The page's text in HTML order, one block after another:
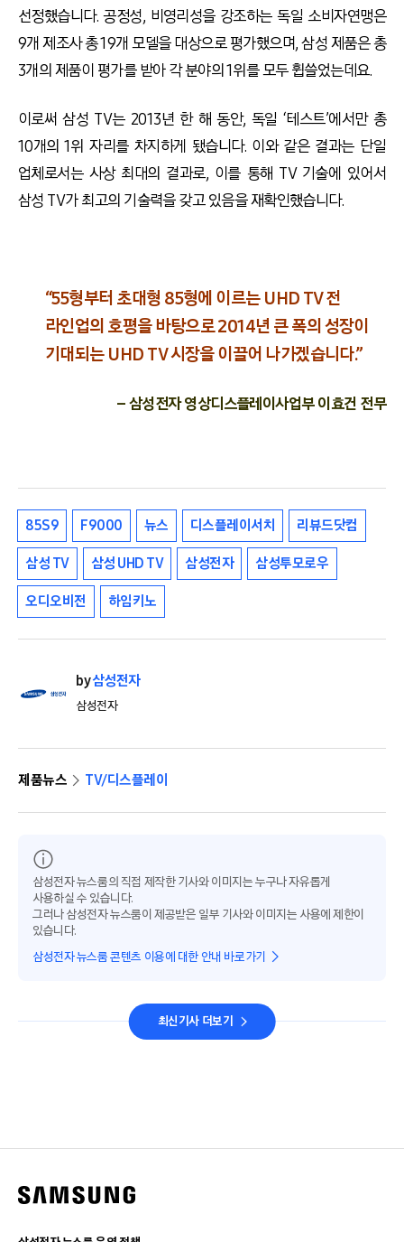
선정했습니다. 공정성, 비영리성을 강조하는 독일 소비자연맹은
9개 제조사 총 19개 모델을 대상으로 평가했으며, 삼성 제품은 총
3개의 제품이 평가를 받아 각 분야의 1위를 모두 휩쓸었는데요.
이로써 삼성 TV는 2013년 한 해 동안, 독일 ‘테스트’에서만 총
10개의 1위 자리를 차지하게 됐습니다. 이와 같은 결과는 단일
업체로서는 사상 최대의 결과로, 이를 통해 TV 기술에 있어서
삼성 TV가 최고의 기술력을 갖고 있음을 재확인했습니다.
“55형부터 초대형 85형에 이르는 UHD TV 전
라인업의 호평을 바탕으로 2014년 큰 폭의 성장이
기대되는 UHD TV 시장을 이끌어 나가겠습니다.”
– 삼성전자 영상디스플레이사업부 이효건 전무
85S9 F9000 뉴스 디스플레이서치 리뷰드닷컴
삼성 TV 삼성 UHD TV 삼성전자 삼성투모로우
오디오비전 하임키노
by삼성전자
삼성전자
제품뉴스 TV/디스플레이
삼성전자 뉴스룸의 직접 제작한 기사와 이미지는 누구나 자유롭게
사용하실 수 있습니다.
그러나 삼성전자 뉴스룸이 제공받은 일부 기사와 이미지는 사용에 제한이
있습니다.
삼성전자 뉴스룸 콘텐츠 이용에 대한 안내 바로가기
최신기사 더보기